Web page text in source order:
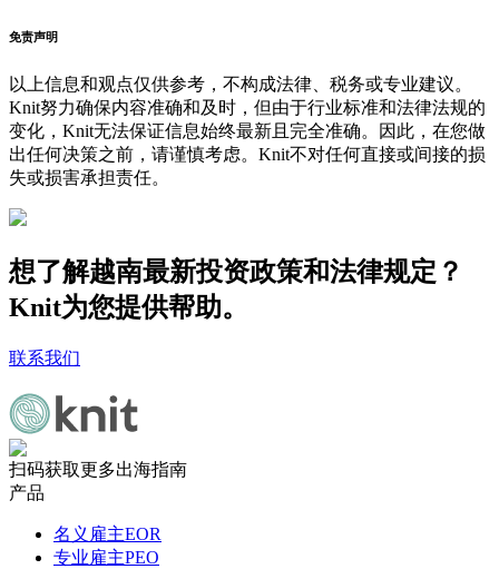
免责声明
以上信息和观点仅供参考，不构成法律、税务或专业建议。
Knit努力确保内容准确和及时，但由于行业标准和法律法规的
变化，Knit无法保证信息始终最新且完全准确。因此，在您做
出任何决策之前，请谨慎考虑。Knit不对任何直接或间接的损
失或损害承担责任。
想了解越南最新投资政策和法律规定？
Knit为您提供帮助。
联系我们
扫码获取更多出海指南
产品
名义雇主EOR
专业雇主PEO